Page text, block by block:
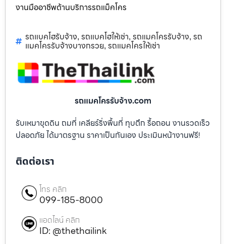
งานมืออาชีพด้านบริการรถแม็คโคร
รถแบคโฮรับจ้าง, รถแบคโฮให้เช่า, รถแมคโครรับจ้าง, รถ
แมคโครรับจ้างบางกรวย, รถแมคโครให้เช่า
รถแมคโครรับจ้าง.com
รับเหมาขุดดิน ถมที่ เคลียร์ริ่งพื้นที่ ทุบตึก รื้อถอน งานรวดเร็ว
ปลอดภัย ได้มาตรฐาน ราคาเป็นกันเอง ประเมินหน้างานฟรี!
ติดต่อเรา
โทร คลิก
099-185-8000
แอดไลน์ คลิก
ID: @thethailink